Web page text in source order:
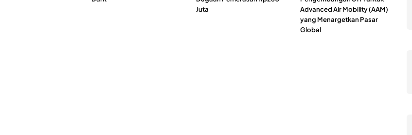
Juta
Advanced Air Mobility (AAM)
yang Menargetkan Pasar
Global